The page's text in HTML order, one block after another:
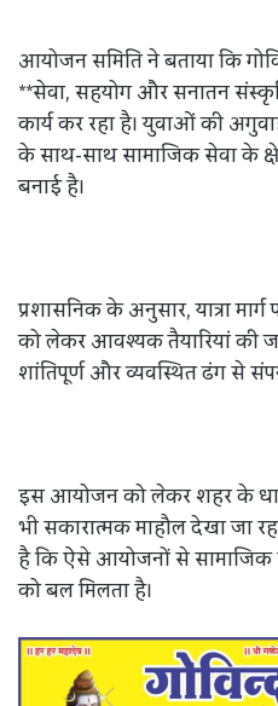
आयोजन समिति ने बताया कि
**सेवा, सहयोग और सनातन
कार्य कर रहा है। युवाओं की
के साथ-साथ सामाजिक सेवा के
बनाई है।
प्रशासनिक के अनुसार, यात्रा
को लेकर आवश्यक तैयारियां की
शांतिपूर्ण और व्यवस्थित ढंग से
इस आयोजन को लेकर शहर के
भी सकारात्मक माहौल देखा जा
है कि ऐसे आयोजनों से
को बल मिलता है।